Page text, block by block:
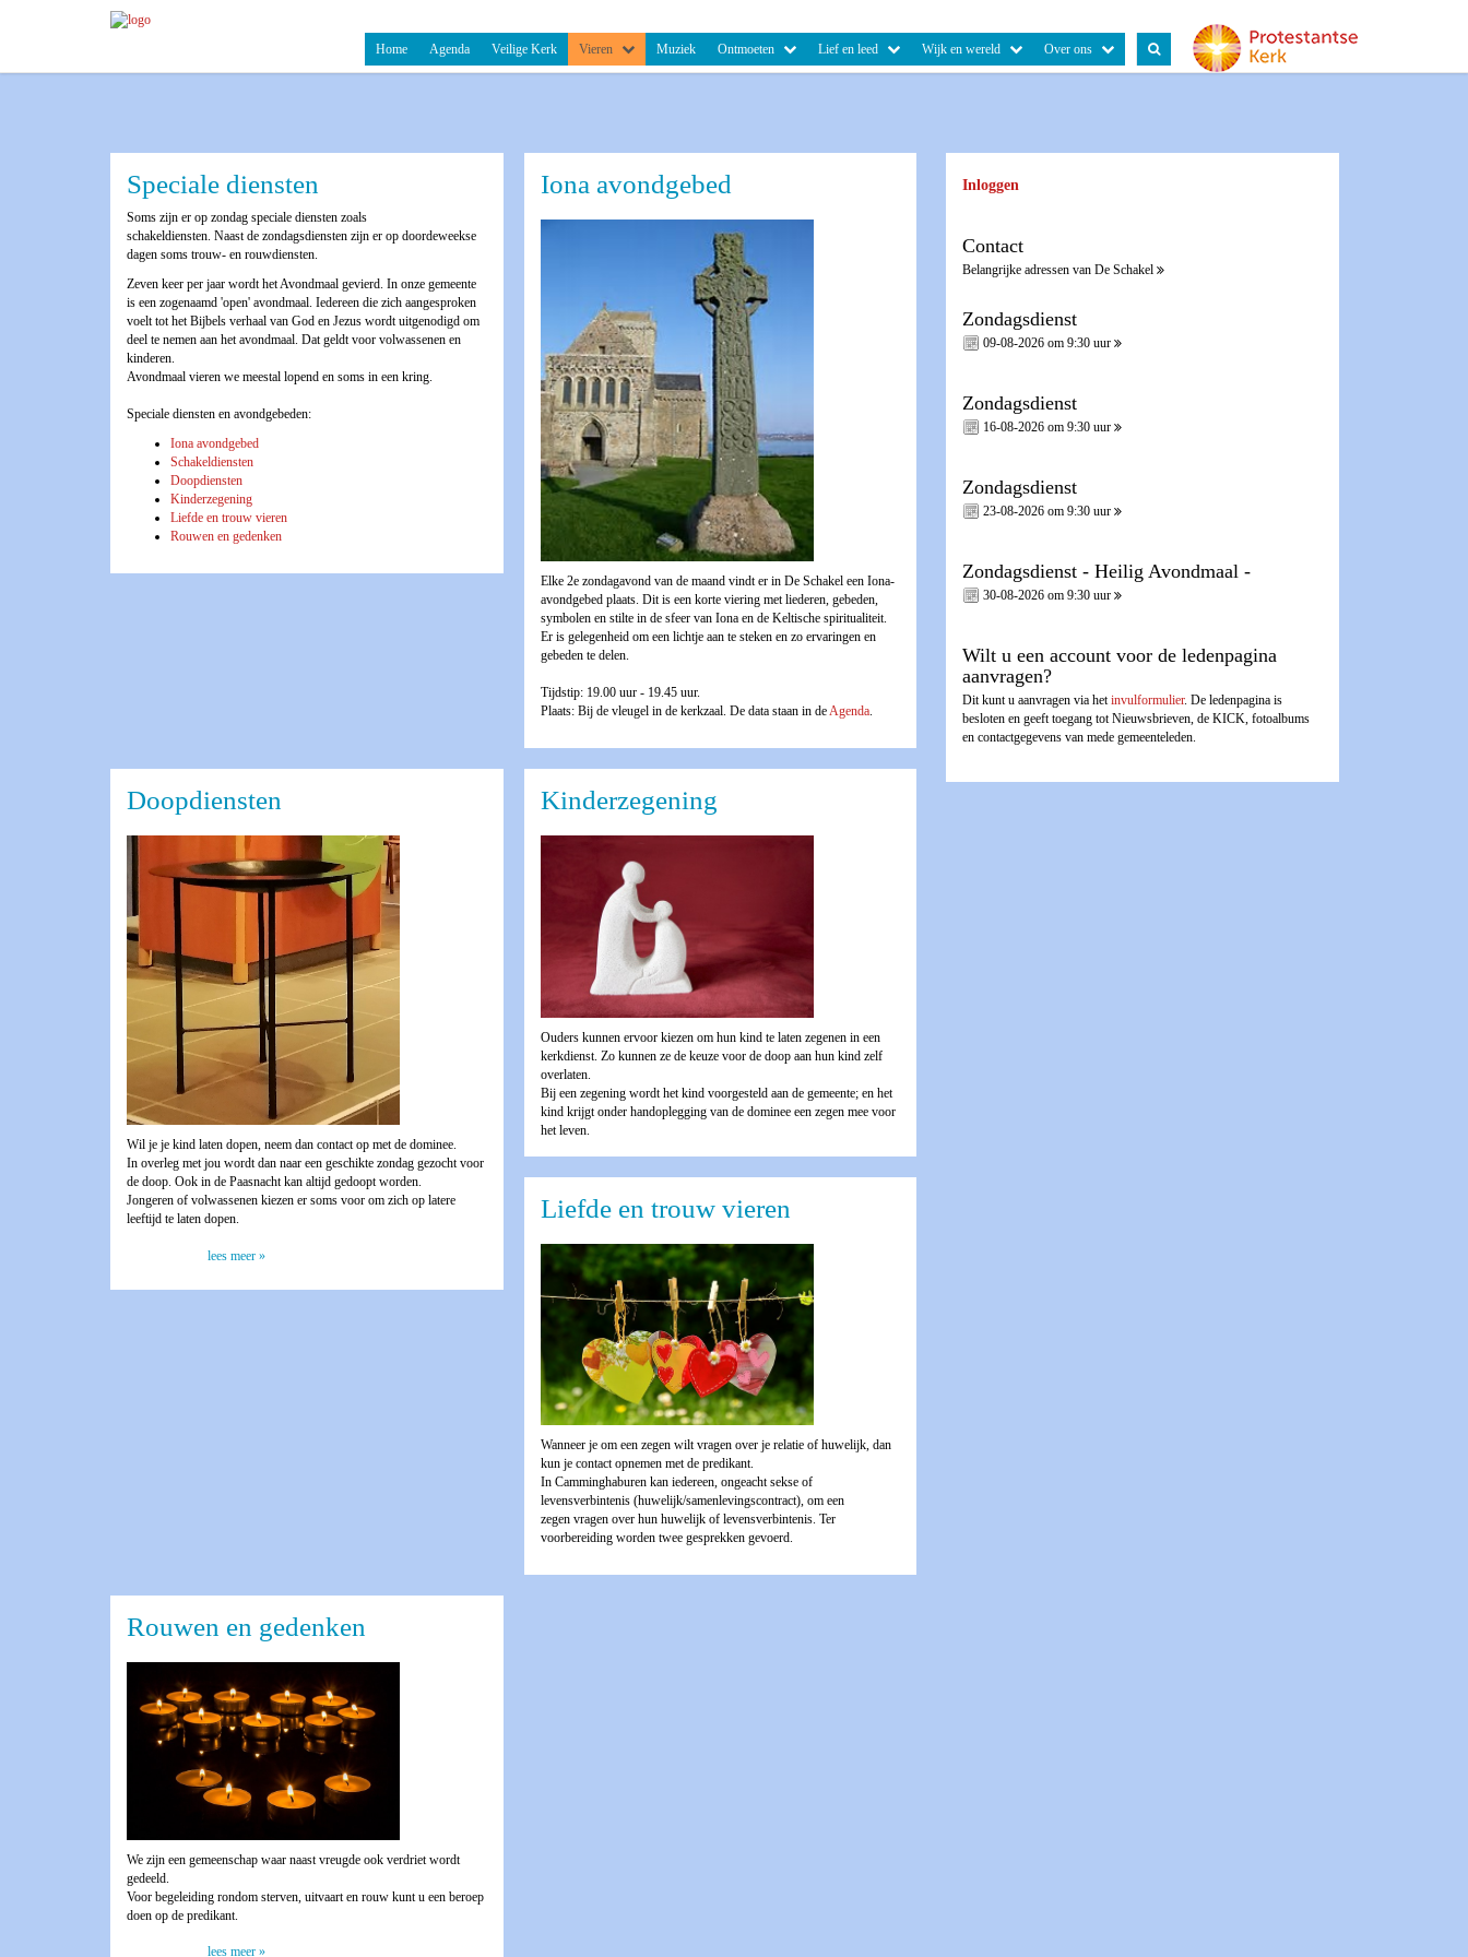
Home Agenda Veilige Kerk Vieren Muziek Ontmoeten Lief en leed Wijk en wereld Over ons
Speciale diensten
Soms zijn er op zondag speciale diensten zoals
schakeldiensten. Naast de zondagsdiensten zijn er op doordeweekse
dagen soms trouw- en rouwdiensten.
Zeven keer per jaar wordt het Avondmaal gevierd. In onze gemeente
is een zogenaamd 'open' avondmaal. Iedereen die zich aangesproken
voelt tot het Bijbels verhaal van God en Jezus wordt uitgenodigd om
deel te nemen aan het avondmaal. Dat geldt voor volwassenen en
kinderen.
Avondmaal vieren we meestal lopend en soms in een kring.
Speciale diensten en avondgebeden:
Iona avondgebed
Schakeldiensten
Doopdiensten
Kinderzegening
Liefde en trouw vieren
Rouwen en gedenken
Iona avondgebed
Elke 2e zondagavond van de maand vindt er in De Schakel een Iona-
avondgebed plaats. Dit is een korte viering met liederen, gebeden,
symbolen en stilte in de sfeer van Iona en de Keltische spiritualiteit.
Er is gelegenheid om een lichtje aan te steken en zo ervaringen en
gebeden te delen.
Tijdstip: 19.00 uur - 19.45 uur.
Plaats: Bij de vleugel in de kerkzaal. De data staan in deAgenda.
Doopdiensten
Wil je je kind laten dopen, neem dan contact op met de dominee.
In overleg met jou wordt dan naar een geschikte zondag gezocht voor
de doop. Ook in de Paasnacht kan altijd gedoopt worden.
Jongeren of volwassenen kiezen er soms voor om zich op latere
leeftijd te laten dopen.
lees meer »
Kinderzegening
Ouders kunnen ervoor kiezen om hun kind te laten zegenen in een
kerkdienst. Zo kunnen ze de keuze voor de doop aan hun kind zelf
overlaten.
Bij een zegening wordt het kind voorgesteld aan de gemeente; en het
kind krijgt onder handoplegging van de dominee een zegen mee voor
het leven.
Liefde en trouw vieren
Wanneer je om een zegen wilt vragen over je relatie of huwelijk, dan
kun je contact opnemen met de predikant.
In Camminghaburen kan iedereen, ongeacht sekse of
levensverbintenis (huwelijk/samenlevingscontract), om een
zegen vragen over hun huwelijk of levensverbintenis. Ter
voorbereiding worden twee gesprekken gevoerd.
Rouwen en gedenken
We zijn een gemeenschap waar naast vreugde ook verdriet wordt
gedeeld.
Voor begeleiding rondom sterven, uitvaart en rouw kunt u een beroep
doen op de predikant.
lees meer »
Inloggen
Contact
Belangrijke adressen van De Schakel
Zondagsdienst
09-08-2026 om 9:30 uur
Zondagsdienst
16-08-2026 om 9:30 uur
Zondagsdienst
23-08-2026 om 9:30 uur
Zondagsdienst - Heilig Avondmaal -
30-08-2026 om 9:30 uur
Wilt u een account voor de ledenpagina
aanvragen?
Dit kunt u aanvragen via hetinvulformulier. De ledenpagina is
besloten en geeft toegang tot Nieuwsbrieven, de KICK, fotoalbums
en contactgegevens van mede gemeenteleden.